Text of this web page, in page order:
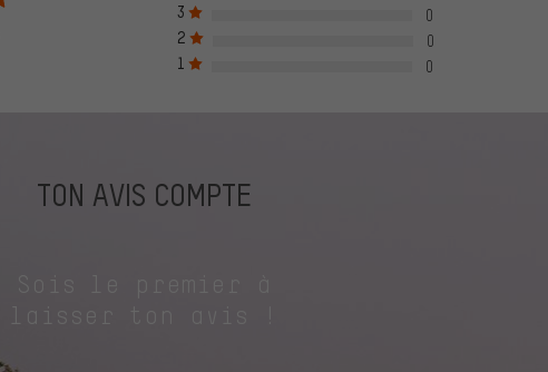
3
0
2
0
1
0
TON AVIS COMPTE
laisser ton avis !